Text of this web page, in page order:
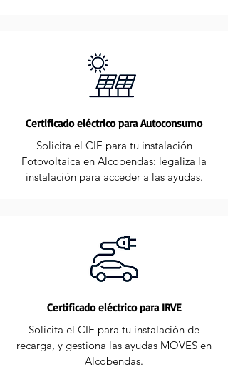
Certificado eléctrico para Autoconsumo
Solicita el CIE para tu instalación
Fotovoltaica en Alcobendas: legaliza la
instalación para acceder a las ayudas.
Certificado eléctrico para IRVE
Solicita el CIE para tu instalación de
recarga, y gestiona las ayudas MOVES en
Alcobendas.